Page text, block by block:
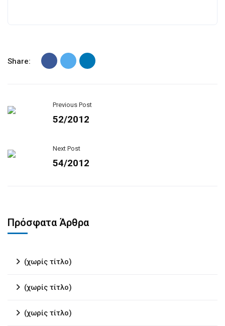
Share:
Previous Post
52/2012
Next Post
54/2012
Πρόσφατα Άρθρα
(χωρίς τίτλο)
(χωρίς τίτλο)
(χωρίς τίτλο)